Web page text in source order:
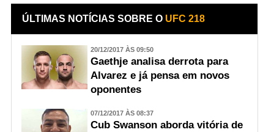
ÚLTIMAS NOTÍCIAS SOBRE O UFC 218
20/12/2017 ÀS 09:50
Gaethje analisa derrota para
Alvarez e já pensa em novos
oponentes
07/12/2017 ÀS 08:37
Cub Swanson aborda vitória de